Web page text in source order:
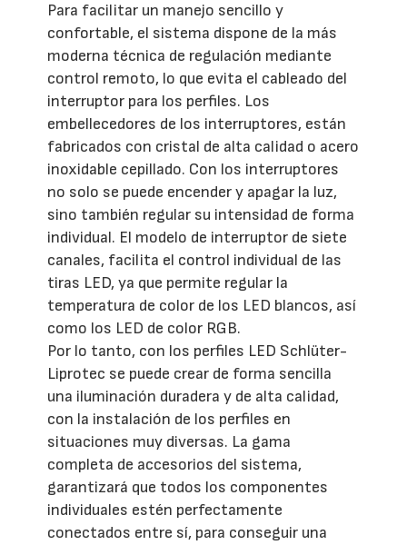
Para facilitar un manejo sencillo y
confortable, el sistema dispone de la más
moderna técnica de regulación mediante
control remoto, lo que evita el cableado del
interruptor para los perfiles. Los
embellecedores de los interruptores, están
fabricados con cristal de alta calidad o acero
inoxidable cepillado. Con los interruptores
no solo se puede encender y apagar la luz,
sino también regular su intensidad de forma
individual. El modelo de interruptor de siete
canales, facilita el control individual de las
tiras LED, ya que permite regular la
temperatura de color de los LED blancos, así
como los LED de color RGB.
Por lo tanto, con los perfiles LED Schlüter-
Liprotec se puede crear de forma sencilla
una iluminación duradera y de alta calidad,
con la instalación de los perfiles en
situaciones muy diversas. La gama
completa de accesorios del sistema,
garantizará que todos los componentes
individuales estén perfectamente
conectados entre sí, para conseguir una